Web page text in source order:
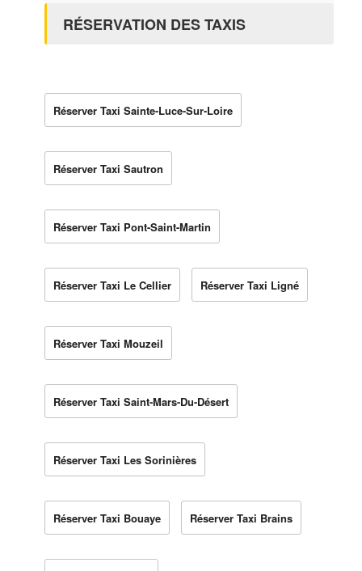
RÉSERVATION DES TAXIS
Réserver Taxi Sainte-Luce-Sur-Loire
Réserver Taxi Sautron
Réserver Taxi Pont-Saint-Martin
Réserver Taxi Le Cellier Réserver Taxi Ligné
Réserver Taxi Mouzeil
Réserver Taxi Saint-Mars-Du-Désert
Réserver Taxi Les Sorinières
Réserver Taxi Bouaye Réserver Taxi Brains